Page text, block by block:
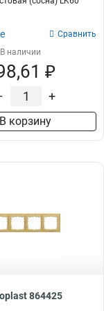
Сравнить
В наличии
₽
+
В корзину
864425